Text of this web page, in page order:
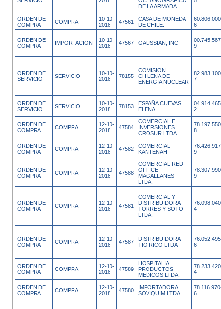
DE LA ARMADA
ORDEN DE
COMPRA
COMPRA
10-10-
2018
47561
CASA DE MONEDA
DE CHILE.
6
ORDEN DE
COMPRA
IMPORTACION
10-10-
2018
47567 GAUSSIAN, INC
9
ORDEN DE
SERVICIO
SERVICIO
10-10-
2018
78155
COMISION
CHILENA DE
ENERGIA NUCLEAR
7
ORDEN DE
SERVICIO
SERVICIO
10-10-
2018
78153
ESPAÑA CUEVAS
ELENA
2
ORDEN DE
COMPRA
COMPRA
12-10-
2018
47584
COMERCIAL E
INVERSIONES
CROSUR LTDA.
8
ORDEN DE
COMPRA
COMPRA
12-10-
2018
47582
COMERCIAL
KANTENAH
9
ORDEN DE
COMPRA
COMPRA
12-10-
2018
47588
COMERCIAL RED
OFFICE
MAGALLANES
LTDA.
9
ORDEN DE
COMPRA
COMPRA
12-10-
2018
47581
COMERCIAL Y
DISTRIBUIDORA
TORRES Y SOTO
LTDA.
4
ORDEN DE
COMPRA
COMPRA
12-10-
2018
47587
DISTRIBUIDORA
TIO RICO LTDA
6
ORDEN DE
COMPRA
COMPRA
12-10-
2018
47589
HOSPITALIA
PRODUCTOS
MEDICOS LTDA.
4
ORDEN DE
COMPRA
COMPRA
12-10-
2018
47580
IMPORTADORA
SOVIQUIM LTDA.
6